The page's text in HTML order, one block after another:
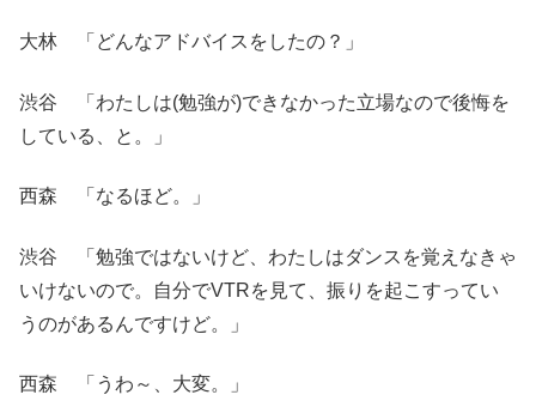
大林 「どんなアドバイスをしたの？」
渋谷 「わたしは(勉強が)できなかった立場なので後悔を
している、と。」
西森 「なるほど。」
渋谷 「勉強ではないけど、わたしはダンスを覚えなきゃ
いけないので。自分でVTRを見て、振りを起こすってい
うのがあるんですけど。」
西森 「うわ～、大変。」